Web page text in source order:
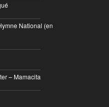
National (en
– Mamacita